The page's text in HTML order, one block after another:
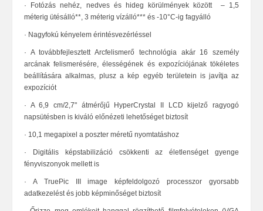
·
Fotózás nehéz, nedves és hideg körülmények között – 1,5
méterig ütésálló**, 3 méterig vízálló*** és -10°C-ig fagyálló
· Nagyfokú kényelem érintésvezérléssel
· A továbbfejlesztett Arcfelismerő technológia akár 16 személy
arcának felismerésére, élességének és expozíciójának tökéletes
beállítására alkalmas, plusz a kép egyéb területein is javítja az
expozíciót
· A 6,9 cm/2,7" átmérőjű HyperCrystal II LCD kijelző ragyogó
napsütésben is kiváló előnézeti lehetőséget biztosít
· 10,1 megapixel a poszter méretű nyomtatáshoz
·
Digitális képstabilizáció csökkenti az életlenséget gyenge
fényviszonyok mellett is
· A TruePic III image
képfeldolgozó processzor gyorsabb
adatkezelést és jobb képminőséget biztosít